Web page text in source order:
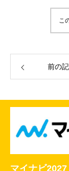
こ
前の
マイナビ2027